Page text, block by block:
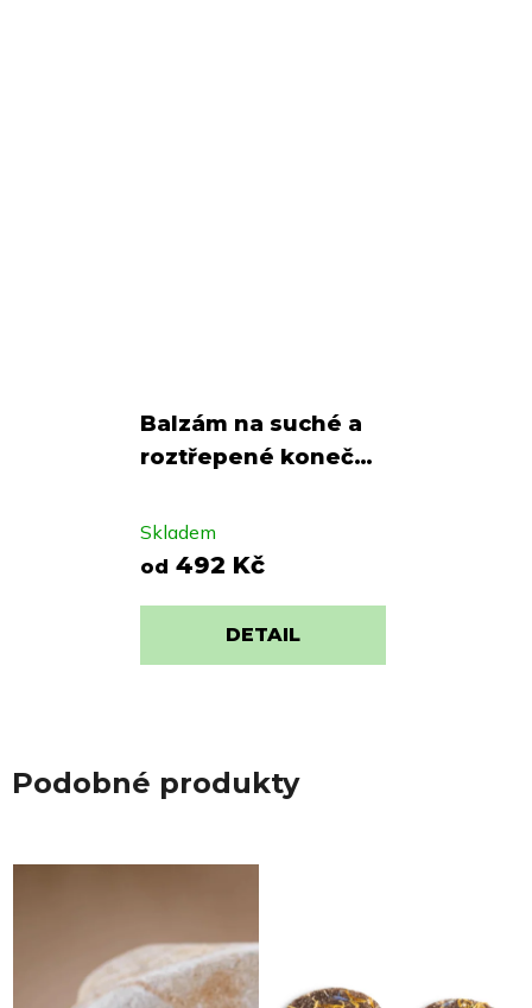
Balzám na suché a
roztřepené konečky
Skladem
od 492 Kč
DETAIL
Podobné produkty